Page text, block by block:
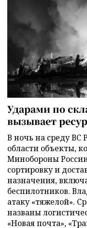
Ударами по
вызывает
В ночь на среду ВС
области объекты,
Минобороны
сортировку и
назначения,
беспилотников.
атаку «тяжелой».
названы
«Новая почта»,